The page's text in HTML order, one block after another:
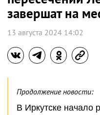
завершат на
13 августа 2024 14:02
Продолжение новости:
В Иркутске начало